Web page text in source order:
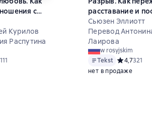
с
Курилов
Распутина
рейтинг 4,8 на основе 111 оценок
111
расставание и
новую
Сьюзен Эллиотт
Перевод
Лаирова
w rosyjskim
Tekst Средний
4,7321
нет в продаже